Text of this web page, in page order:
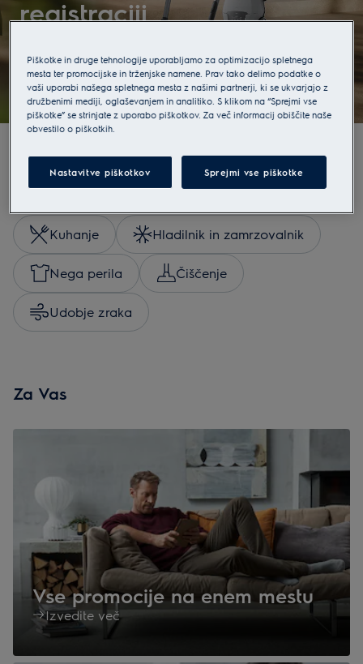
registraciji
Raziskujte po kategorijah
Kuhanje Hladilnik in zamrzovalnik
Nega perila Čiščenje
Udobje zraka
Za Vas
Vse promocije na enem mestu
Izvedite več
Piškotke in druge tehnologije uporabljamo za optimizacijo spletnega
mesta ter promocijske in trženjske namene. Prav tako delimo podatke o
vaši uporabi našega spletnega mesta z našimi partnerji, ki se ukvarjajo z
družbenimi mediji, oglaševanjem in analitiko. S klikom na “Sprejmi vse
piškotke” se strinjate z uporabo piškotkov. Za več informacij obiščite naše
obvestilo o piškotkih.
Nastavitve piškotkov Sprejmi vse piškotke